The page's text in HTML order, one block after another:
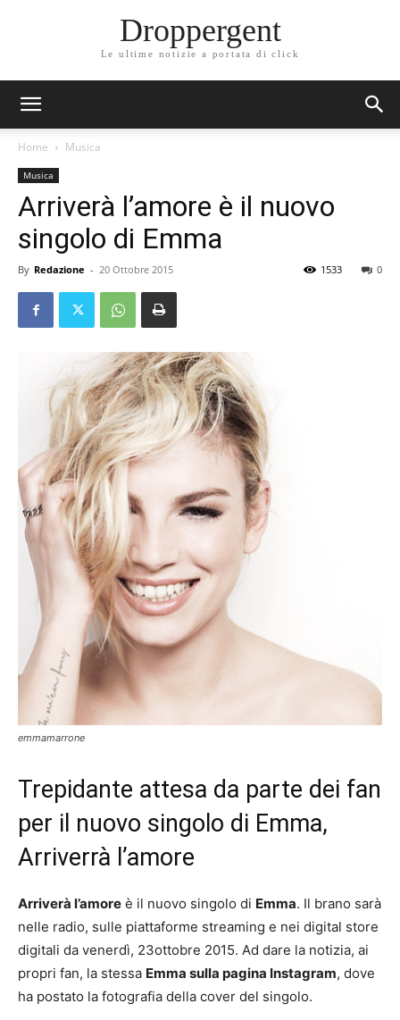
Droppergent
Le ultime notizie a portata di click
Home Musica
Musica
Arriverà l’amore è il nuovo
singolo di Emma
By Redazione - 20 Ottobre 2015 0
1533
emmamarrone
Trepidante attesa da parte dei fan
per il nuovo singolo di Emma,
Arriverrà l’amore
Arriverà l’amore è il nuovo singolo di Emma. Il brano sarà
nelle radio, sulle piattaforme streaming e nei digital store
digitali da venerdì, 23ottobre 2015. Ad dare la notizia, ai
propri fan, la stessa Emma sulla pagina Instagram, dove
ha postato la fotografia della cover del singolo.